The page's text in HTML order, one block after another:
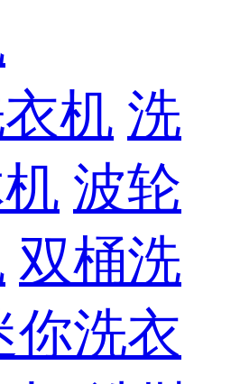
机 洗
波轮
双桶洗
你洗衣